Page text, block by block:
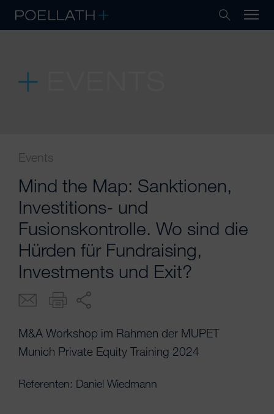
Events
Mind the Map: Sanktionen,
Investitions- und
Fusionskontrolle. Wo sind die
Hürden für Fundraising,
Investments und Exit?
M&A Workshop im Rahmen der MUPET
Munich Private Equity Training 2024
Referenten: Daniel Wiedmann